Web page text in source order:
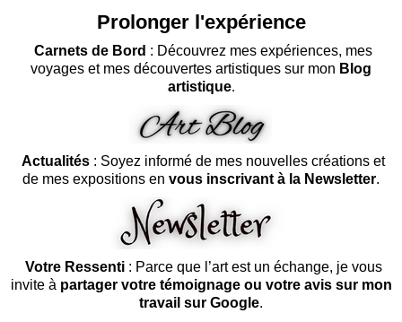
Prolonger l'expérience
Carnets de Bord : Découvrez mes expériences, mes
voyages et mes découvertes artistiques sur mon Blog
artistique.
Actualités : Soyez informé de mes nouvelles créations et
de mes expositions en vous inscrivant à la Newsletter.
Votre Ressenti: Parce que l’art est un échange, je vous
invite à partager votre témoignage ou votre avis sur mon
travail sur Google.